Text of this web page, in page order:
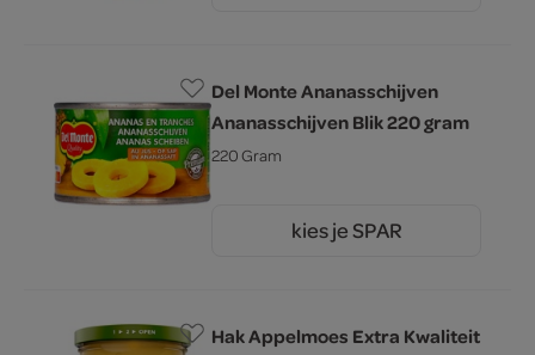
Del Monte Ananasschijven
Ananasschijven Blik 220 gram
220 Gram
kies je SPAR
Hak Appelmoes Extra Kwaliteit